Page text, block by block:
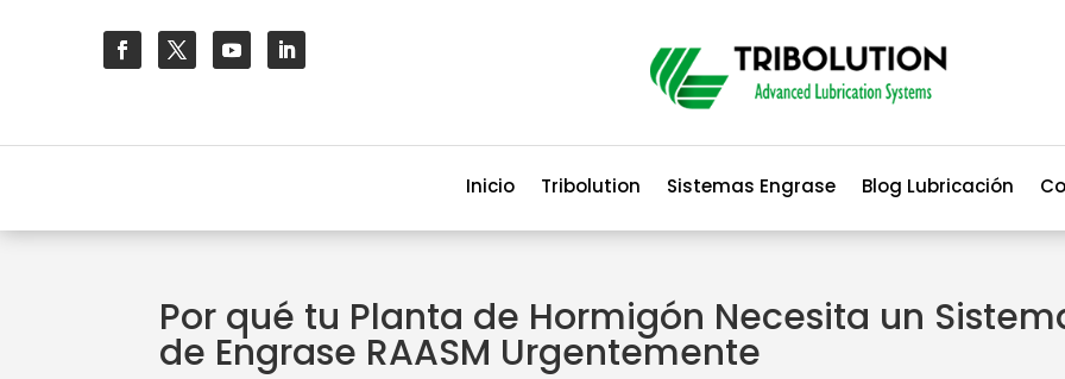
Inicio Tribolution Sistemas Engrase Blog Lubricación
Por qué tu Planta de Hormigón Necesita un
de Engrase RAASM Urgentemente